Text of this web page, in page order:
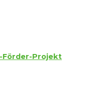
Förder-Projekt